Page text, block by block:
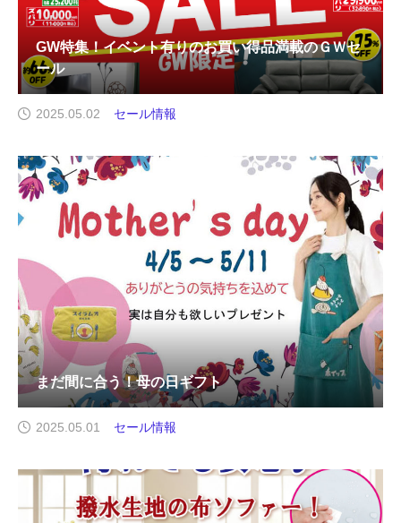
GW特集！イベント有りのお買い得品満載のＧＷセ
ール
2025.05.02 セール情報
まだ間に合う！母の日ギフト
2025.05.01 セール情報